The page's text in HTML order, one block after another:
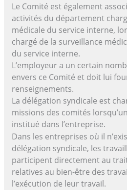
Le Comité est également
activités du département
médicale du service interne,
chargé de la surveillance
du service interne.
L’employeur a un certain
envers ce Comité et doit lui
renseignements.
La délégation syndicale est
missions des comités
institué dans l’entreprise.
Dans les entreprises où il
délégation syndicale, les
participent directement au
relatives au bien-être des
l’exécution de leur travail.